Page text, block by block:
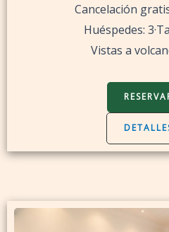
Cancelación
Huéspedes:
Vistas a